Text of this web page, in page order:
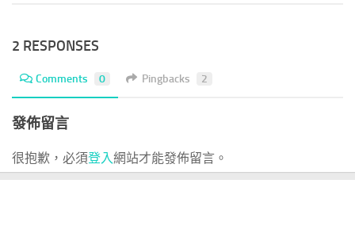
2 RESPONSES
Comments 0 Pingbacks 2
發佈留言
很抱歉，必須登入網站才能發佈留言。